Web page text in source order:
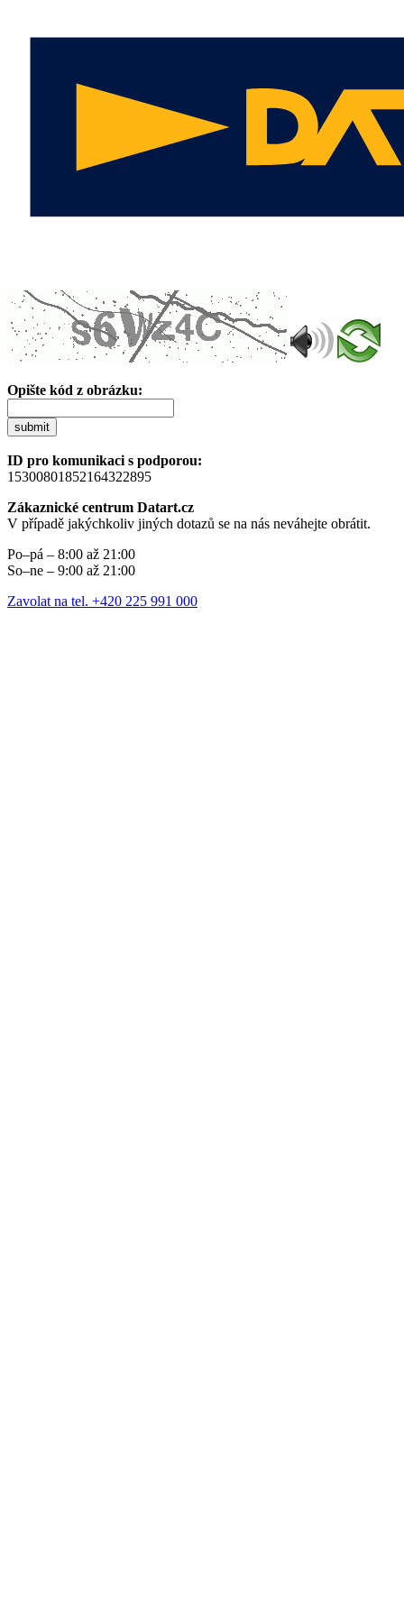
Opište kód z obrázku:
submit
ID pro komunikaci s podporou:
15300801852164322895
Zákaznické centrum Datart.cz
V případě jakýchkoliv jiných dotazů se na nás neváhejte obrátit.
Po–pá – 8:00 až 21:00
So–ne – 9:00 až 21:00
Zavolat na tel. +420 225 991 000